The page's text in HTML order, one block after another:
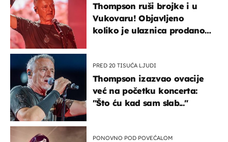
Thompson ruši brojke i u
Vukovaru! Objavljeno
koliko je ulaznica prodano
PRED 20 TISUĆA LJUDI
Thompson izazvao ovacije
već na početku koncerta:
"Što ću kad sam slab..."
PONOVNO POD POVEĆALOM